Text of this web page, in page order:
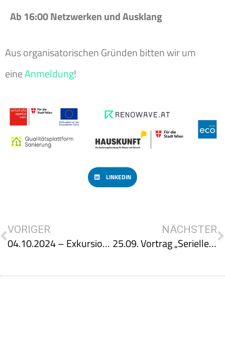
Ab 16:00Netzwerken und Ausklang
Aus organisatorischen Gründen bitten wir um
eineAnmeldung!
LINKEDIN
VORIGER
04.10.2024 – Exkursion zum Demoprojekt Gründerzeithaus Kauergasse
NÄCHSTER
25.09. Vortrag „Serielles Sanieren und EnerPHit-Standard – eine gute Kombination“